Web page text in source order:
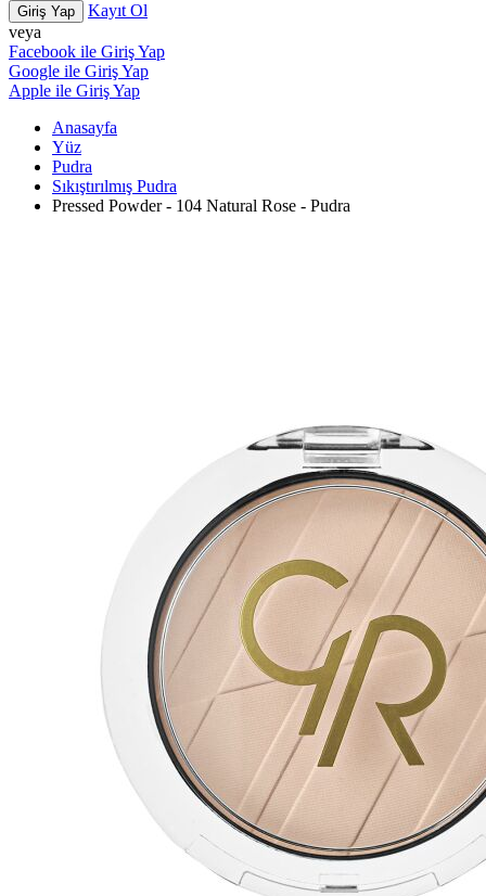
Giriş Yap
Kayıt Ol
veya
Facebook ile Giriş Yap
Google ile Giriş Yap
Apple ile Giriş Yap
Anasayfa
Yüz
Pudra
Sıkıştırılmış Pudra
Pressed Powder - 104 Natural Rose - Pudra